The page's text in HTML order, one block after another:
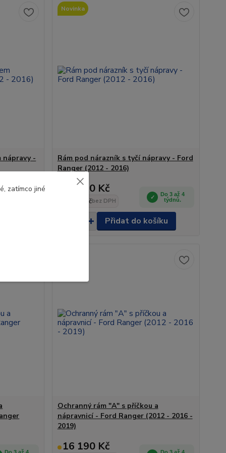
nápravy -
Do 3 až 4
Novinka
Rám pod nárazník s tyčí nápravy - Ford
Ranger (2012 - 2016)
16 190 Kč
13 380 Kčbez DPH
Do 3 až 4
týdnů.
Přidat do košíku
Ochranný rám "A" s příčkou a
nápravnicí - Ford Ranger (2012 - 2016 -
2019)
16 190 Kč
zatímco jiné